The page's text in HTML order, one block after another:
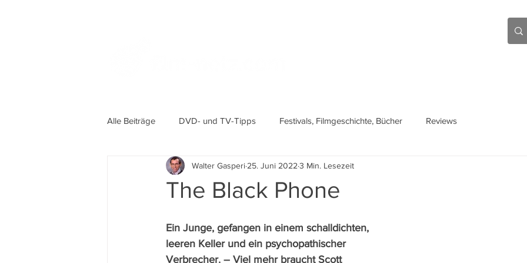
Alle Beiträge DVD- und TV-Tipps Festivals, Filmgeschichte, Bücher Reviews
The Black Phone
Walter Gasperi 25. Juni 2022 3 Min. Lesezeit
Ein Junge, gefangen in einem schalldichten,
leeren Keller und ein psychopathischer
Verbrecher. – Viel mehr braucht Scott